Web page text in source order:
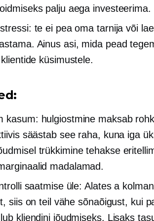
palju aega investeerima.
te ei pea oma tarnija või
Ainus asi, mida pead
küsimustele.
kasum: hulgiostmine maksab
säästab see raha, kuna iga
trükkimine tehakse
madalamad.
saatmise üle: Alates a
siis on teil vähe sõnaõigust, kui
kliendini jõudmiseks. Lisaks